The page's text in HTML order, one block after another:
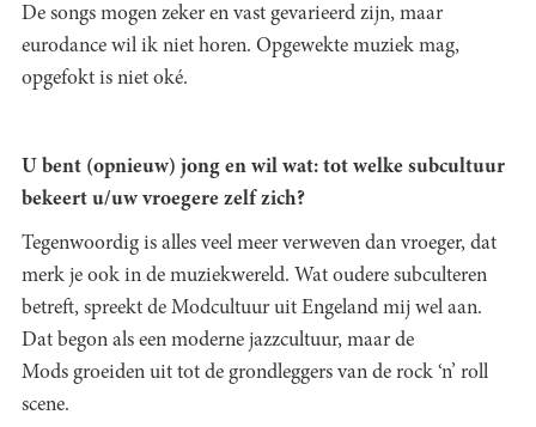
De songs mogen zeker en vast gevarieerd zijn, maar
eurodance wil ik niet horen. Opgewekte muziek mag,
opgefokt is niet oké.
U bent (opnieuw) jong en wil wat: tot welke subcultuur
bekeert u/uw vroegere zelf zich?
Tegenwoordig is alles veel meer verweven dan vroeger, dat
merk je ook in de muziekwereld. Wat oudere subculteren
betreft, spreekt de Modcultuur uit Engeland mij wel aan.
Dat begon als een moderne jazzcultuur, maar de
Mods groeiden uit tot de grondleggers van de rock ‘n’ roll
scene.